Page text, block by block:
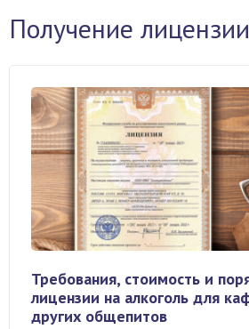
Получение лицензии
Требования, стоимость и
лицензии на алкоголь для
других общепитов